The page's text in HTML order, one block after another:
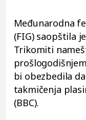
Međunarodna
(FIG) saopštila
Trikomiti
bi obezbedila
takmičenja
(BBC).